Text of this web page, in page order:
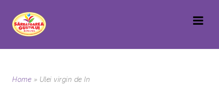
Home » Ulei virgin de In